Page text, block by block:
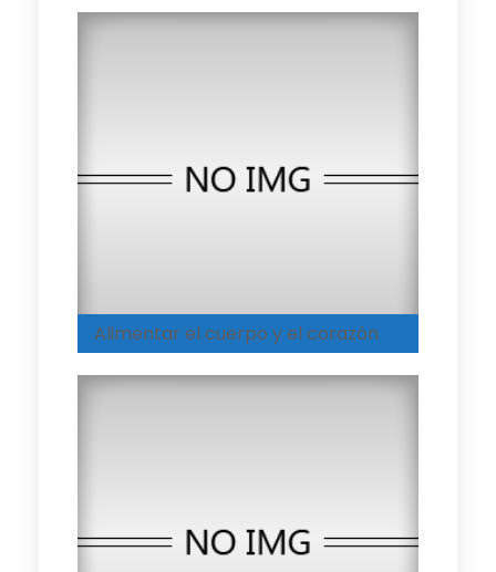
Alimentar el cuerpo y el corazón